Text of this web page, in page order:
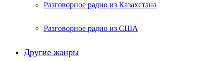
Разговорное радио из Казахстана
Разговорное радио из США
Другие жанры